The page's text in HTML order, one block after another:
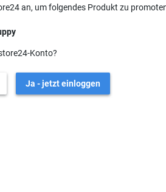
an, um folgendes Produkt zu
Konto?
Ja - jetzt einloggen